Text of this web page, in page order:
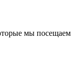
мы посещаем